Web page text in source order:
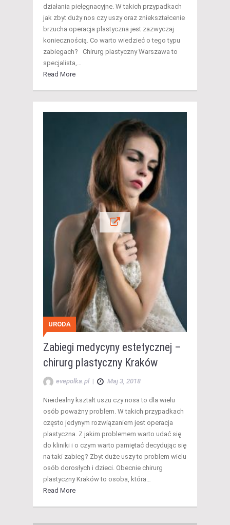
działania pielęgnacyjne. W takich przypadkach
jak zbyt duży nos czy uszy oraz zniekształcenie
brzucha operacja plastyczna jest zazwyczaj
koniecznością. Co warto wiedzieć o tego typu
zabiegach? Chirurg plastyczny Warszawa to
specjalista,…
Read More
URODA
Zabiegi medycyny estetycznej –
chirurg plastyczny Kraków
evepolka.pl | Maj 3, 2018
Nieidealny kształt uszu czy nosa to dla wielu
osób poważny problem. W takich przypadkach
często jedynym rozwiązaniem jest operacja
plastyczna. Z jakim problemem warto udać się
do kliniki i o czym warto pamiętać decydując się
na taki zabieg? Zbyt duże uszy to problem wielu
osób dorosłych i dzieci. Obecnie chirurg
plastyczny Kraków to osoba, która…
Read More